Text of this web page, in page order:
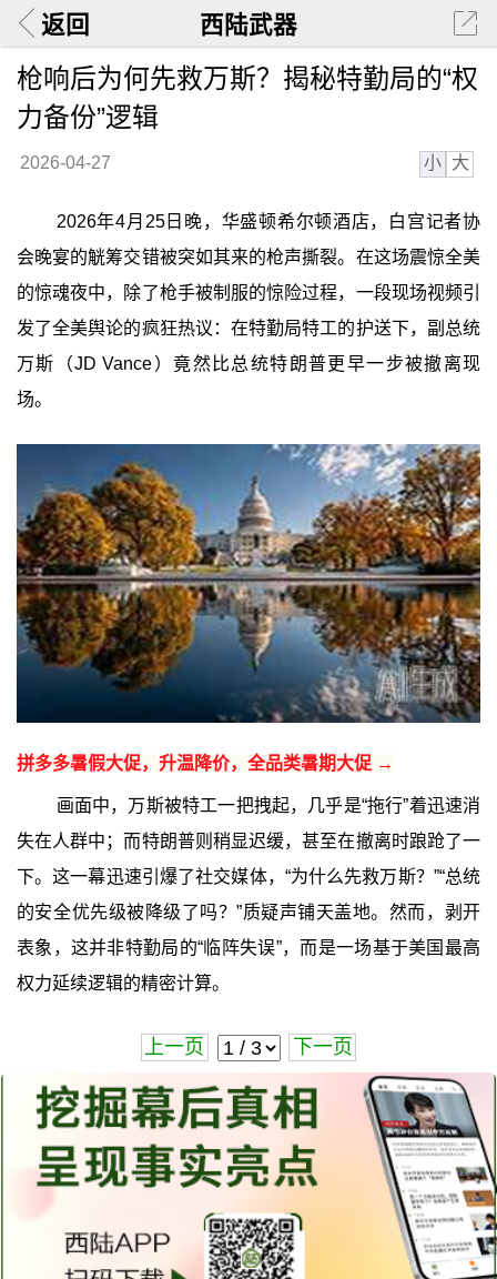
返回 西陆武器
枪响后为何先救万斯？揭秘特勤局的“权
力备份”逻辑
2026-04-27 小 大
2026年4月25日晚，华盛顿希尔顿酒店，白宫记者协
会晚宴的觥筹交错被突如其来的枪声撕裂。在这场震惊全美
的惊魂夜中，除了枪手被制服的惊险过程，一段现场视频引
发了全美舆论的疯狂热议：在特勤局特工的护送下，副总统
万斯（JD Vance）竟然比总统特朗普更早一步被撤离现
场。
拼多多暑假大促，升温降价，全品类暑期大促 →
画面中，万斯被特工一把拽起，几乎是“拖行”着迅速消
失在人群中；而特朗普则稍显迟缓，甚至在撤离时踉跄了一
下。这一幕迅速引爆了社交媒体，“为什么先救万斯？”“总统
的安全优先级被降级了吗？”质疑声铺天盖地。然而，剥开
表象，这并非特勤局的“临阵失误”，而是一场基于美国最高
权力延续逻辑的精密计算。
上一页 下一页